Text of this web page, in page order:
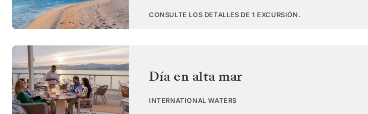
CONSULTE LOS DETALLES DE 1 EXCURSIÓN.
Día en alta mar
INTERNATIONAL WATERS